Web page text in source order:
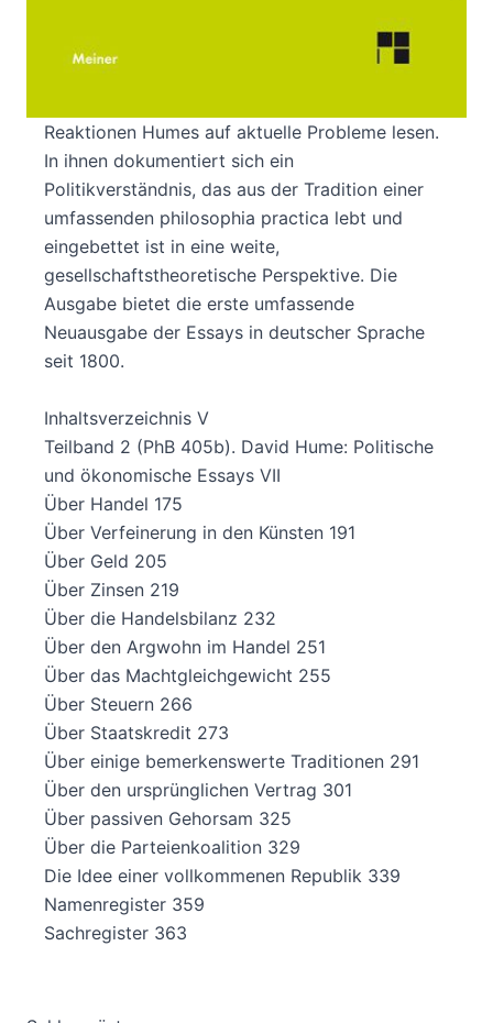
Diese Essays können als literarische Neu- und
Umformulierung der philosophischen Absichten
Reaktionen Humes auf aktuelle Probleme lesen.
In ihnen dokumentiert sich ein
Politikverständnis, das aus der Tradition einer
umfassenden philosophia practica lebt und
eingebettet ist in eine weite,
gesellschaftstheoretische Perspektive. Die
Ausgabe bietet die erste umfassende
Neuausgabe der Essays in deutscher Sprache
seit 1800.
Inhaltsverzeichnis V
Teilband 2 (PhB 405b). David Hume: Politische
und ökonomische Essays VII
Über Handel 175
Über Verfeinerung in den Künsten 191
Über Geld 205
Über Zinsen 219
Über die Handelsbilanz 232
Über den Argwohn im Handel 251
Über das Machtgleichgewicht 255
Über Steuern 266
Über Staatskredit 273
Über einige bemerkenswerte Traditionen 291
Über den ursprünglichen Vertrag 301
Über passiven Gehorsam 325
Über die Parteienkoalition 329
Die Idee einer vollkommenen Republik 339
Namenregister 359
Sachregister 363